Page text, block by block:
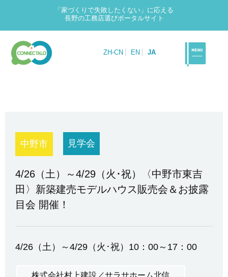
「家づくりで失敗したくない」に応える
長野の工務店選びポータルサイト
ZH-CN EN JA
中野市 見学会
4/26（土）～4/29（火･祝）〈中野市東吉
田〉新築建売モデルハウス販売会＆お披露
目会 開催！
4/26（土）～4/29（火･祝）10：00～17：00